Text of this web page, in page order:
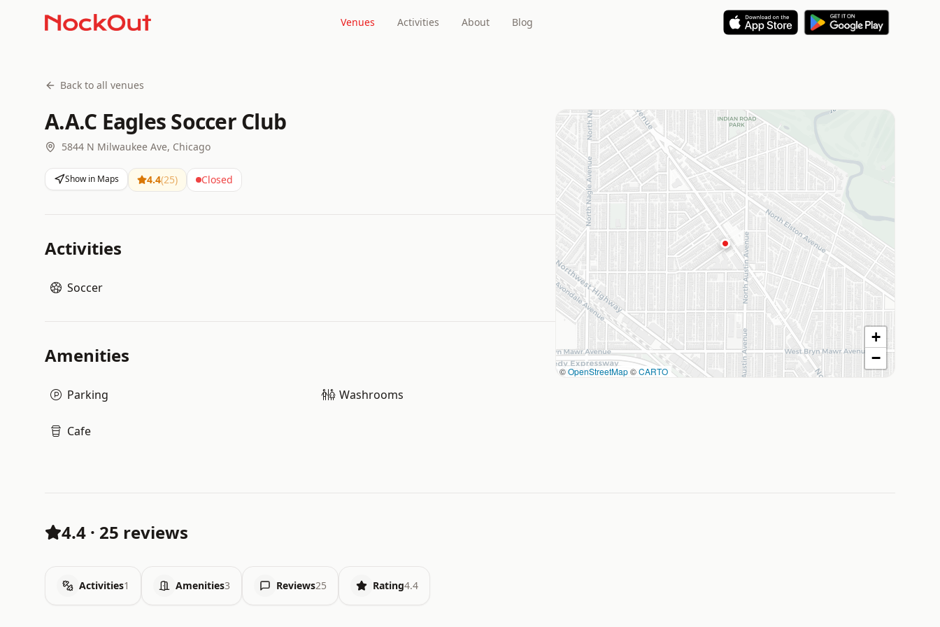
Venues Activities About Blog
Back to all venues
A.A.C Eagles Soccer Club
5844 N Milwaukee Ave, Chicago
Show in Maps 4.4(25) Closed
Activities
Soccer
Amenities
Parking Washrooms
Cafe
©OpenStreetMap©CARTO
+
−
4.4 · 25 reviews
Activities1 Amenities3 Reviews25 Rating4.4